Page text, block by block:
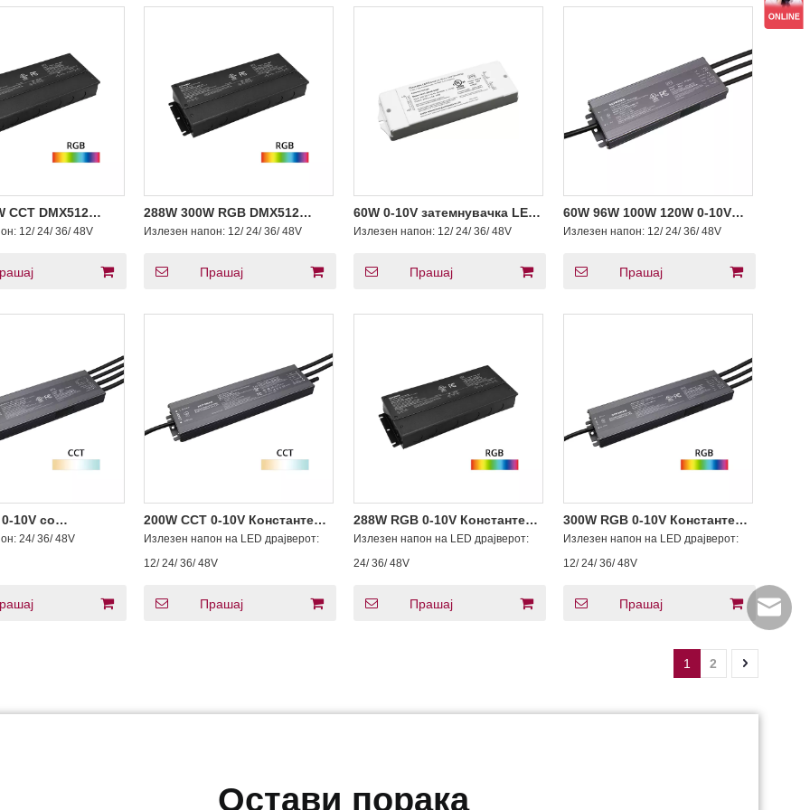
CCT DMX512
Константен
12/ 24/ 36/ 48V
288W 300W RGB DMX512
Затемнување Константен
Излезен напон: 12/ 24/ 36/ 48V
Прашај
60W 0-10V затемнувачка LED
драјвер за постојан напон
Излезен напон: 12/ 24/ 36/ 48V
Прашај
60W 96W 100W 120W 0-10V
затемнувачка LED драјвер за
Излезен напон: 12/ 24/ 36/ 48V
Прашај
10V со
Постојан напон
24/ 36/ 48V
200W CCT 0-10V Константен
напон
Излезен напон на LED драјверот:
12/ 24/ 36/ 48V
Прашај
288W RGB 0-10V Константен
напон
Излезен напон на LED драјверот:
24/ 36/ 48V
Прашај
300W RGB 0-10V Константен
напон
Излезен напон на LED драјверот:
12/ 24/ 36/ 48V
Прашај
1 2
Остави порака